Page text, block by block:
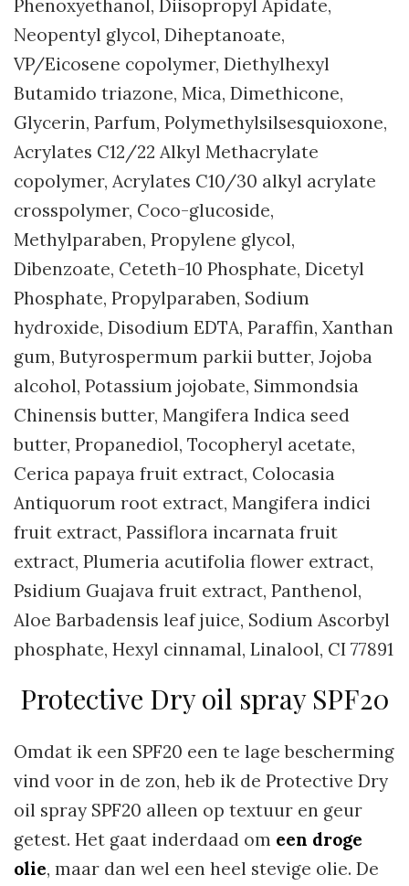
Phenoxyethanol, Diisopropyl Apidate,
Neopentyl glycol, Diheptanoate,
VP/Eicosene copolymer, Diethylhexyl
Butamido triazone, Mica, Dimethicone,
Glycerin, Parfum, Polymethylsilsesquioxone,
Acrylates C12/22 Alkyl Methacrylate
copolymer, Acrylates C10/30 alkyl acrylate
crosspolymer, Coco-glucoside,
Methylparaben, Propylene glycol,
Dibenzoate, Ceteth-10 Phosphate, Dicetyl
Phosphate, Propylparaben, Sodium
hydroxide, Disodium EDTA, Paraffin, Xanthan
gum, Butyrospermum parkii butter, Jojoba
alcohol, Potassium jojobate, Simmondsia
Chinensis butter, Mangifera Indica seed
butter, Propanediol, Tocopheryl acetate,
Cerica papaya fruit extract, Colocasia
Antiquorum root extract, Mangifera indici
fruit extract, Passiflora incarnata fruit
extract, Plumeria acutifolia flower extract,
Psidium Guajava fruit extract, Panthenol,
Aloe Barbadensis leaf juice, Sodium Ascorbyl
phosphate, Hexyl cinnamal, Linalool, CI 77891
Protective Dry oil spray SPF20
Omdat ik een SPF20 een te lage bescherming
vind voor in de zon, heb ik de Protective Dry
oil spray SPF20 alleen op textuur en geur
getest. Het gaat inderdaad om een droge
olie, maar dan wel een heel stevige olie. De